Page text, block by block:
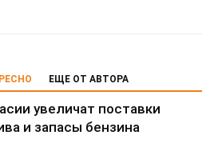
ЕЩЕ ОТ АВТОРА
увеличат поставки
и запасы бензина